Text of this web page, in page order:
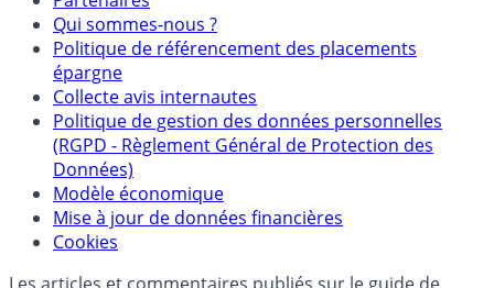
Qui sommes-nous ?
Politique de référencement des placements
épargne
Collecte avis internautes
Politique de gestion des données personnelles
(RGPD - Règlement Général de Protection des
Données)
Modèle économique
Mise à jour de données financières
Cookies